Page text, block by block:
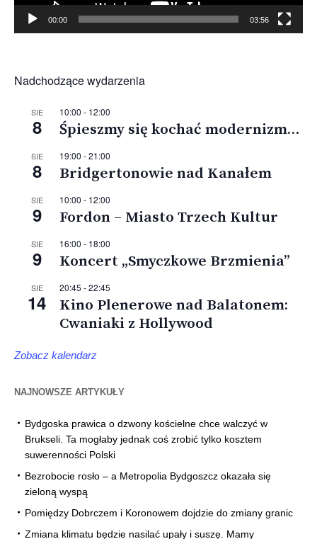
00:00 03:56
Nadchodzące wydarzenia
SIE
8
10:00 - 12:00
Śpieszmy się kochać modernizm…
SIE
8
19:00 -21:00
Bridgertonowie nad Kanałem
SIE
9
10:00 - 12:00
Fordon – Miasto Trzech Kultur
SIE
9
16:00 - 18:00
Koncert „Smyczkowe Brzmienia”
SIE
14
20:45 -22:45
Kino Plenerowe nad Balatonem:
Cwaniaki z Hollywood
Zobacz kalendarz
NAJNOWSZE ARTYKUŁY
Bydgoska prawica o dzwony kościelne chce walczyć w
Brukseli. Ta mogłaby jednak coś zrobić tylko kosztem
suwerenności Polski
Bezrobocie rosło – a Metropolia Bydgoszcz okazała się
zieloną wyspą
Pomiędzy Dobrczem i Koronowem dojdzie do zmiany granic
Zmiana klimatu będzie nasilać upały i suszę. Mamy